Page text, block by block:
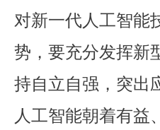
对新一代人工智能
势，要充分发挥新
持自立自强，突出
人工智能朝着有益